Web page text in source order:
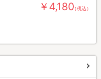
￥4,180（税込）